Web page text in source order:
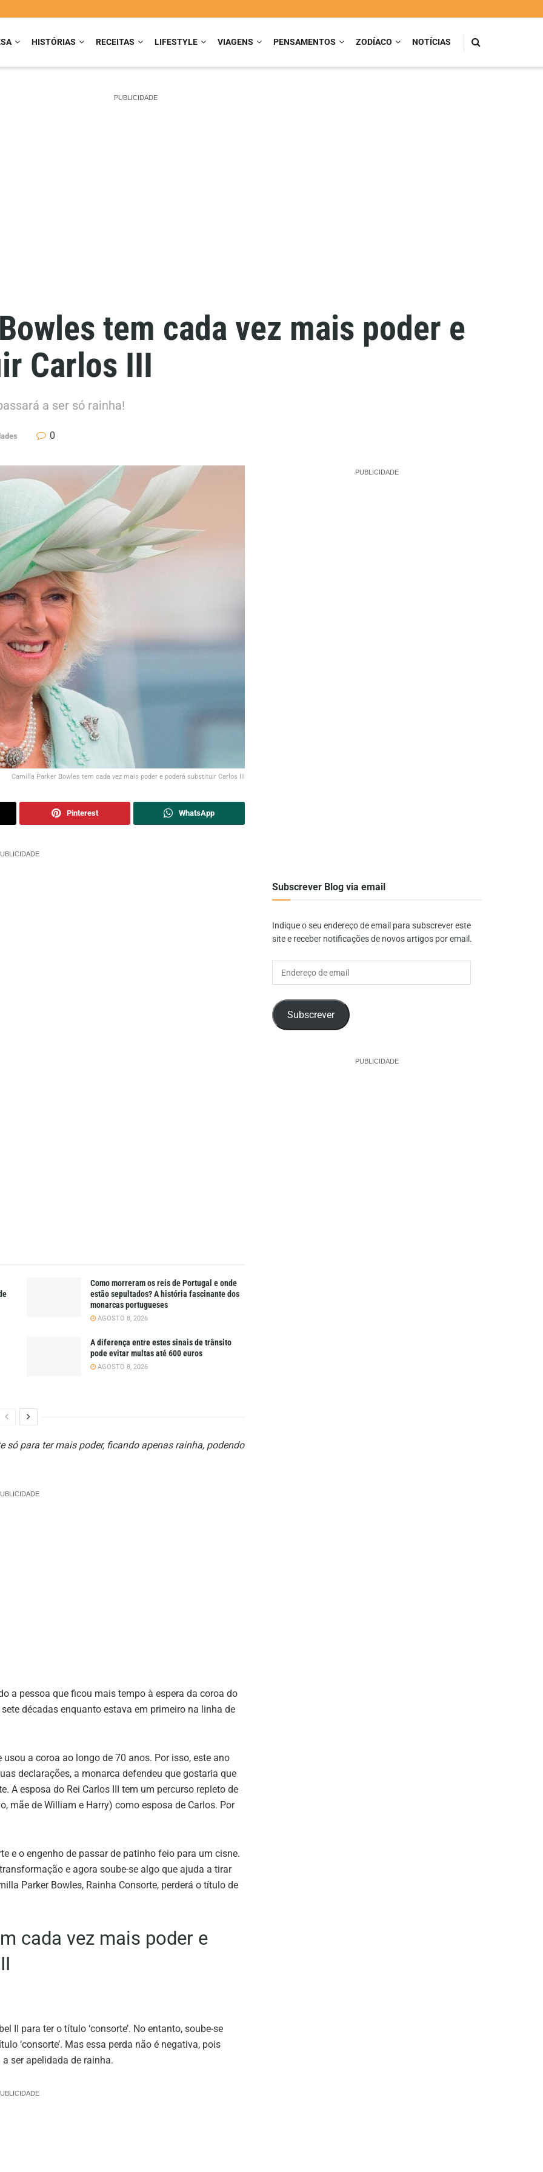
HISTÓRIAS RECEITAS LIFESTYLE VIAGENS PENSAMENTOS ZODÍACO NOTÍCIAS
PUBLICIDADE
tem cada vez mais poder e
Carlos III
a ser só rainha!
0
Camilla Parker Bowles tem cada vez mais poder e poderá substituir Carlos III
Pinterest WhatsApp
Como morreram os reis de Portugal e onde
estão sepultados? A história fascinante dos
monarcas portugueses
AGOSTO 8, 2026
A diferença entre estes sinais de trânsito
pode evitar multas até 600 euros
AGOSTO 8, 2026
só para ter mais poder, ficando apenas rainha, podendo
a pessoa que ficou mais tempo à espera da coroa do
décadas enquanto estava em primeiro na linha de
a coroa ao longo de 70 anos. Por isso, este ano
declarações, a monarca defendeu que gostaria que
A esposa do Rei Carlos III tem um percurso repleto de
mãe de William e Harry) como esposa de Carlos. Por
e o engenho de passar de patinho feio para um cisne.
e agora soube-se algo que ajuda a tirar
Parker Bowles, Rainha Consorte, perderá o título de
cada vez mais poder e
II para ter o título ‘consorte’. No entanto, soube-se
‘consorte’. Mas essa perda não é negativa, pois
ser apelidada de rainha.
PUBLICIDADE
Subscrever Blog via email
Indique o seu endereço de email para subscrever este
site e receber notificações de novos artigos por email.
Subscrever
PUBLICIDADE